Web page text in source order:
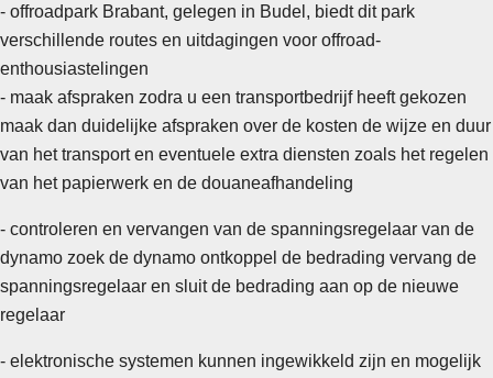
- offroadpark Brabant, gelegen in Budel, biedt dit park
verschillende routes en uitdagingen voor offroad-
enthousiastelingen
- maak afspraken zodra u een transportbedrijf heeft gekozen
maak dan duidelijke afspraken over de kosten de wijze en duur
van het transport en eventuele extra diensten zoals het regelen
van het papierwerk en de douaneafhandeling
- controleren en vervangen van de spanningsregelaar van de
dynamo zoek de dynamo ontkoppel de bedrading vervang de
spanningsregelaar en sluit de bedrading aan op de nieuwe
regelaar
- elektronische systemen kunnen ingewikkeld zijn en mogelijk